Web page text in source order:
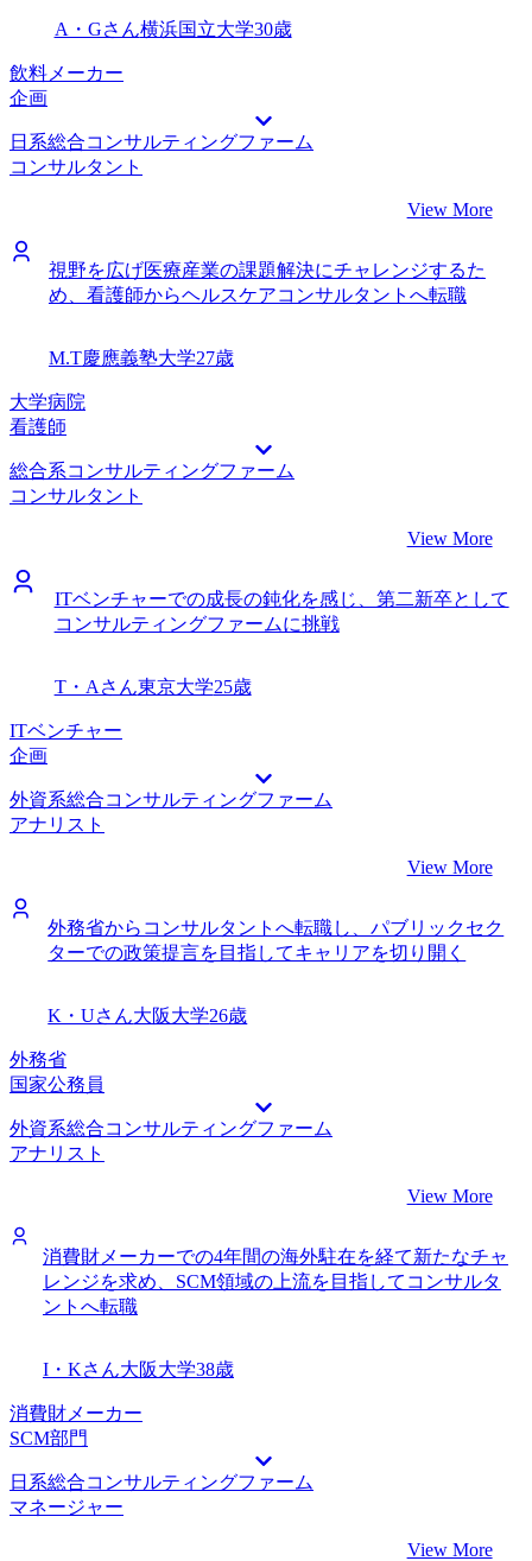
A・Gさん横浜国立大学30歳
飲料メーカー
企画
日系総合コンサルティングファーム
コンサルタント
View More
視野を広げ医療産業の課題解決にチャレンジするた
め、看護師からヘルスケアコンサルタントへ転職
M.T慶應義塾大学27歳
大学病院
看護師
総合系コンサルティングファーム
コンサルタント
View More
ITベンチャーでの成長の鈍化を感じ、第二新卒として
コンサルティングファームに挑戦
T・Aさん東京大学25歳
ITベンチャー
企画
外資系総合コンサルティングファーム
アナリスト
View More
外務省からコンサルタントへ転職し、パブリックセク
ターでの政策提言を目指してキャリアを切り開く
K・Uさん大阪大学26歳
外務省
国家公務員
外資系総合コンサルティングファーム
アナリスト
View More
消費財メーカーでの4年間の海外駐在を経て新たなチャ
レンジを求め、SCM領域の上流を目指してコンサルタ
ントへ転職
I・Kさん大阪大学38歳
消費財メーカー
SCM部門
日系総合コンサルティングファーム
マネージャー
View More